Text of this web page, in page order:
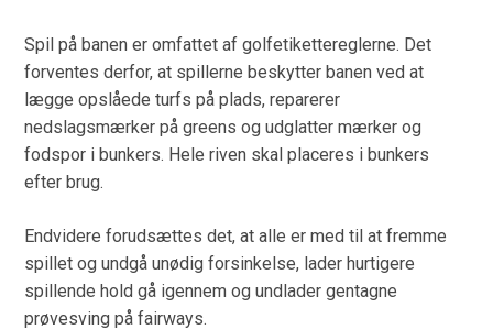
Spil på banen er omfattet af golfetikettereglerne. Det
forventes derfor, at spillerne beskytter banen ved at
lægge opslåede turfs på plads, reparerer
nedslagsmærker på greens og udglatter mærker og
fodspor i bunkers. Hele riven skal placeres i bunkers
efter brug.
Endvidere forudsættes det, at alle er med til at fremme
spillet og undgå unødig forsinkelse, lader hurtigere
spillende hold gå igennem og undlader gentagne
prøvesving på fairways.